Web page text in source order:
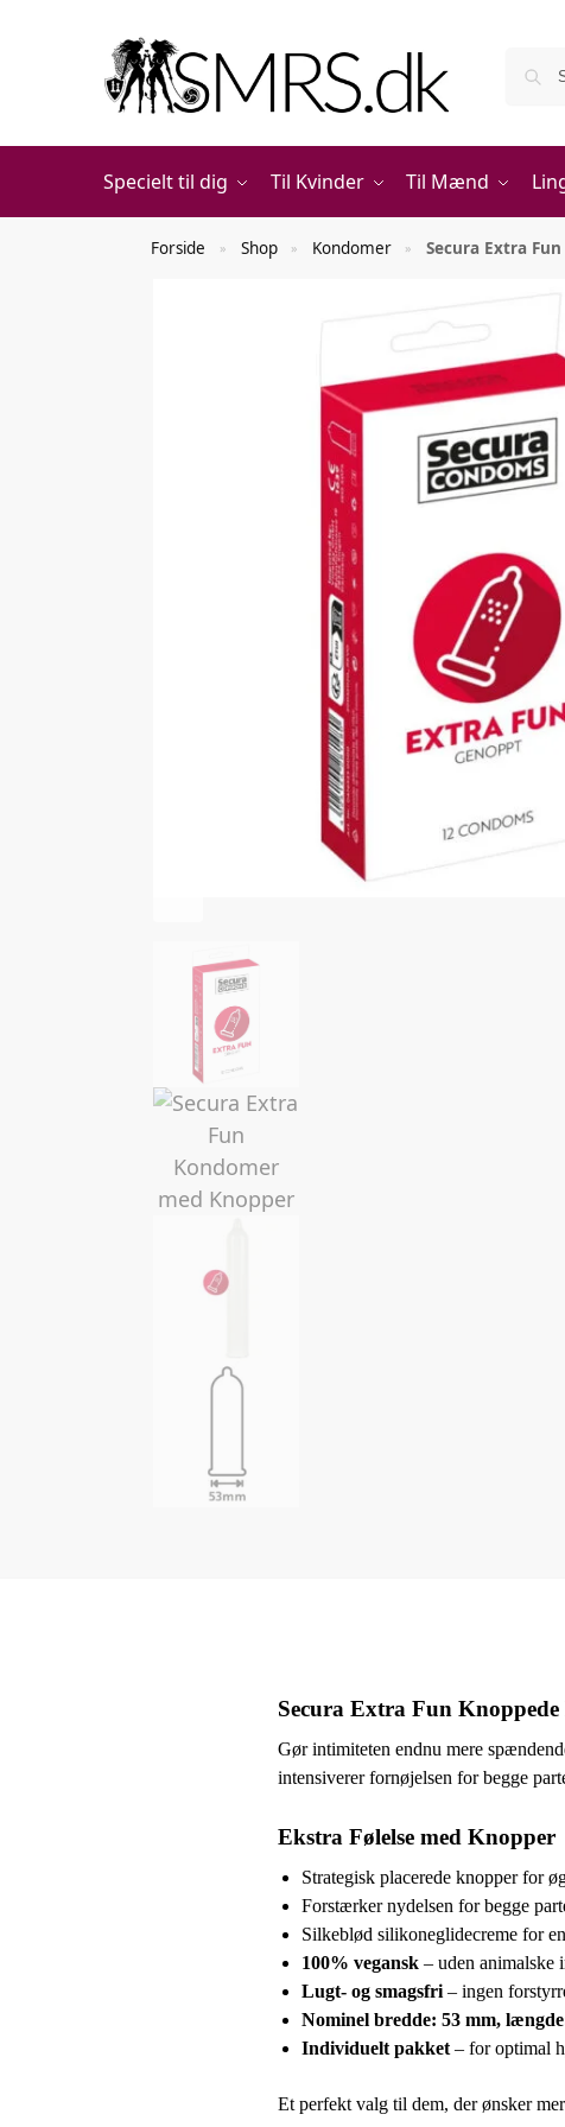
Specielt til dig Til Kvinder Til Mænd
Forside » Shop » Kondomer » Secura Extra
Secura Extra Fun
Gør intimiteten endnu mere
intensiverer fornøjelsen for begge
Ekstra Følelse med Knopper
Strategisk placerede knopper for
Forstærker nydelsen for begge
Silkeblød silikoneglidecreme for
100% vegansk– uden animalske
Lugt- og smagsfri– ingen
Nominel bredde: 53 mm,
Individuelt pakket– for optimal
Et perfekt valg til dem, der ønsker